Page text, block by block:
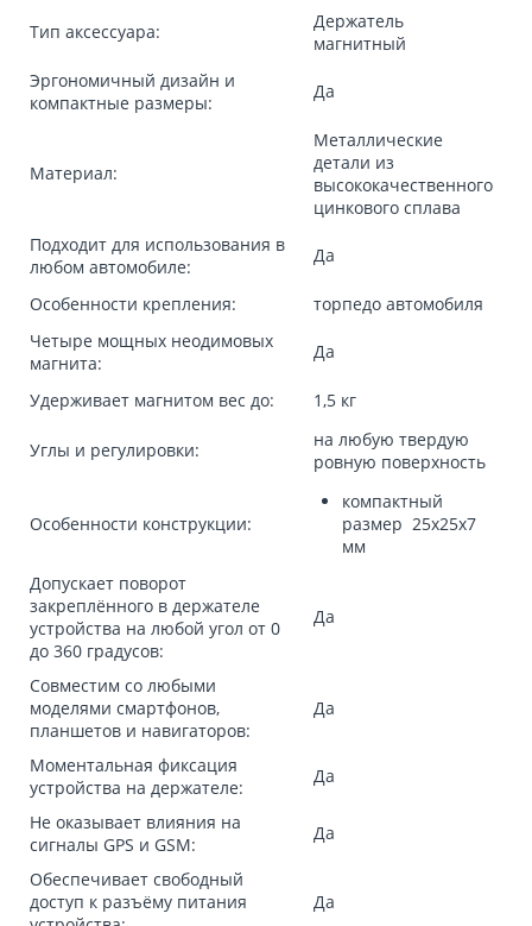
Тип аксессуара:
Держатель
магнитный
Эргономичный дизайн и
компактные размеры:
Да
Материал:
Металлические
детали из
высококачественного
цинкового сплава
Подходит для использования в
любом автомобиле:
Да
Особенности крепления:
торпедo автомобиля
Четыре мощных неодимовых
магнита:
Да
Удерживает магнитом вес до: 1,5 кг
Углы и регулировки:
на любую твердую
ровную поверхность
Особенности конструкции:
компактный
размер 25х25х7
мм
Допускает поворот
закреплённого в держателе
устройства на любой угол от 0
до 360 градусов:
Да
Совместим со любыми
моделями смартфонов,
планшетов и навигаторов:
Да
Моментальная фиксация
устройства на держателе:
Да
Не оказывает влияния на
сигналы GPS и GSM:
Да
Обеспечивает свободный
доступ к разъёму питания
Да